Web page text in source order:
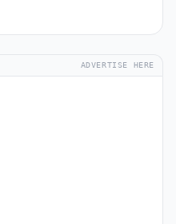
ADVERTISE HERE